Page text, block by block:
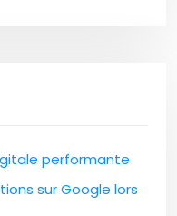
performante
sur Google lors